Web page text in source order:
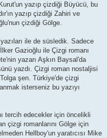
yazıp çizdiği Büyücü, bu
yazıp çizdiği Zahiri ve
çizdiği Gölge.
ile de süsledik. Sadece
Gazioğlu ile Çizgi romanı
yazarı Aşkın Baysal'da
yazdı. Çizgi roman nostaljisi
şen. Türkiye'de çizgi
isterseniz bu yazıyı
tercih edecekler için öncelikli
çizgi romanlarını Gölge için
Hellboy'un yaratıcısı Mike